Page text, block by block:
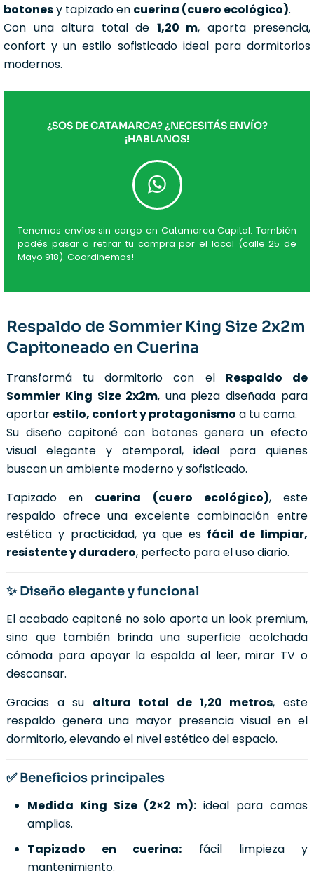
botonesy tapizado en cuerina (cuero ecológico).
Con una altura total de 1,20 m, aporta presencia,
confort y un estilo sofisticado ideal para dormitorios
modernos.
¿SOS DE CATAMARCA? ¿NECESITÁS ENVÍO?
¡HABLANOS!
Tenemos envíos sin cargo en Catamarca Capital. También
podés pasar a retirar tu compra por el local (calle 25 de
Mayo 918). Coordinemos!
Respaldo de Sommier King Size 2x2m
Capitoneado en Cuerina
Transformá tu dormitorio con el Respaldo de
Sommier King Size 2x2m, una pieza diseñada para
aportar estilo, confort y protagonismo a tu cama.
Su diseño capitoné con botones genera un efecto
visual elegante y atemporal, ideal para quienes
buscan un ambiente moderno y sofisticado.
Tapizado en cuerina (cuero ecológico), este
respaldo ofrece una excelente combinación entre
estética y practicidad, ya que es fácil de limpiar,
resistente y duradero, perfecto para el uso diario.
✨ Diseño elegante y funcional
El acabado capitoné no solo aporta un look premium,
sino que también brinda una superficie acolchada
cómoda para apoyar la espalda al leer, mirar TV o
descansar.
Gracias a su altura total de 1,20 metros, este
respaldo genera una mayor presencia visual en el
dormitorio, elevando el nivel estético del espacio.
✅ Beneficios principales
Medida King Size (2×2 m): ideal para camas
amplias.
Tapizado en cuerina: fácil limpieza y
mantenimiento.